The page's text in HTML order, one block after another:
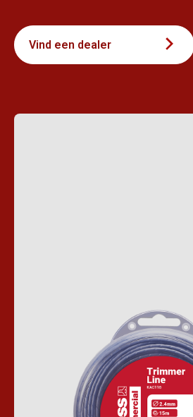
Vind een dealer